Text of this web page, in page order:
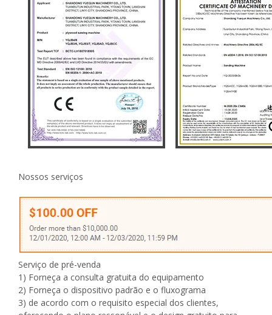
Nossos serviços
Serviço de pré-venda
1) Forneça a consulta gratuita do equipamento
2) Forneça o dispositivo padrão e o fluxograma
3) de acordo com o requisito especial dos clientes,